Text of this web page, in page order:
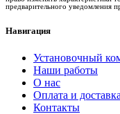
предварительного уведомления
Навигация
Установочный
Наши работы
О нас
Оплата и доставка
Контакты